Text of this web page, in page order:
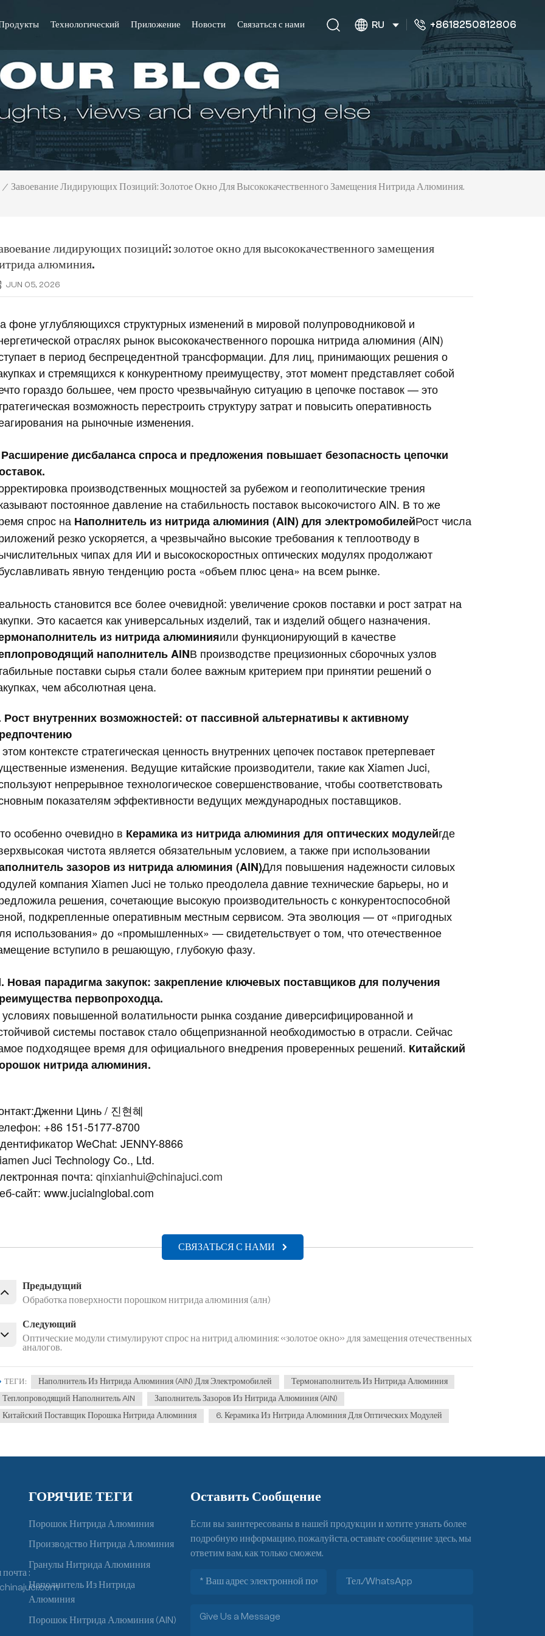
Технологический Приложение Новости Связаться с нами RU +8618250812806
/ Завоевание Лидирующих Позиций: Золотое Окно Для Высококачественного Замещения Нитрида Алюминия.
лидирующих позиций: золотое окно для высококачественного замещения
алюминия.
JUN 05, 2026
фоне углубляющихся структурных изменений в мировой полупроводниковой и
отраслях рынок высококачественного порошка нитрида алюминия (AlN)
в период беспрецедентной трансформации. Для лиц, принимающих решения о
и стремящихся к конкурентному преимуществу, этот момент представляет собой
гораздо большее, чем просто чрезвычайную ситуацию в цепочке поставок — это
возможность перестроить структуру затрат и повысить оперативность
на рыночные изменения.
дисбаланса спроса и предложения повышает безопасность цепочки
производственных мощностей за рубежом и геополитические трения
постоянное давление на стабильность поставок высокочистого AlN. В то же
спрос на Наполнитель из нитрида алюминия (AlN) для электромобилейРост числа
резко ускоряется, а чрезвычайно высокие требования к теплоотводу в
чипах для ИИ и высокоскоростных оптических модулях продолжают
явную тенденцию роста «объем плюс цена» на всем рынке.
становится все более очевидной: увеличение сроков поставки и рост затрат на
Это касается как универсальных изделий, так и изделий общего назначения.
из нитрида алюминияили функционирующий в качестве
наполнитель AlNВ производстве прецизионных сборочных узлов
поставки сырья стали более важным критерием при принятии решений о
чем абсолютная цена.
Рост внутренних возможностей: от пассивной альтернативы к активному
контексте стратегическая ценность внутренних цепочек поставок претерпевает
изменения. Ведущие китайские производители, такие как Xiamen Juci,
непрерывное технологическое совершенствование, чтобы соответствовать
показателям эффективности ведущих международных поставщиков.
особенно очевидно в Керамика из нитрида алюминия для оптических модулейгде
чистота является обязательным условием, а также при использовании
зазоров из нитрида алюминия (AlN)Для повышения надежности силовых
компания Xiamen Juci не только преодолела давние технические барьеры, но и
решения, сочетающие высокую производительность с конкурентоспособной
подкрепленные оперативным местным сервисом. Эта эволюция — от «пригодных
использования» до «промышленных» — свидетельствует о том, что отечественное
вступило в решающую, глубокую фазу.
Новая парадигма закупок: закрепление ключевых поставщиков для получения
первопроходца.
повышенной волатильности рынка создание диверсифицированной и
системы поставок стало общепризнанной необходимостью в отрасли. Сейчас
подходящее время для официального внедрения проверенных решений. Китайский
нитрида алюминия.
Дженни Цинь / 진현혜
+86 151-5177-8700
WeChat: JENNY-8866
Juci Technology Co., Ltd.
почта:qinxianhui@chinajuci.com
сайт: www.jucialnglobal.com
СВЯЗАТЬСЯ С НАМИ
Предыдущий
Обработка поверхности порошком нитрида алюминия (алн)
Следующий
Оптические модули стимулируют спрос на нитрид алюминия: «золотое окно» для замещения отечественных
аналогов.
ТЕГИ : Наполнитель Из Нитрида Алюминия (AlN) Для Электромобилей
Термонаполнитель Из Нитрида Алюминия
Теплопроводящий Наполнитель AlN
Заполнитель Зазоров Из Нитрида Алюминия (AlN)
Китайский Поставщик Порошка Нитрида Алюминия
6. Керамика Из Нитрида Алюминия Для Оптических Модулей
:
ГОРЯЧИЕ ТЕГИ
Порошок Нитрида Алюминия
Производство Нитрида Алюминия
Гранулы Нитрида Алюминия
Наполнитель Из Нитрида
Алюминия
Порошок Нитрида Алюминия (AlN)
Оставить Сообщение
Если вы заинтересованы в нашей продукции и хотите узнать более
подробную информацию, пожалуйста, оставьте сообщение здесь, мы
ответим вам, как только сможем.